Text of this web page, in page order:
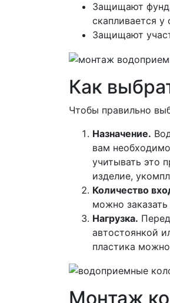
Защищают
скапливается
Защищают
Как
Чтобы правильно
Назначение.
вам
учитывать это
изделие,
Количество
можно
Нагрузка.
автостоянкой
пластика
Монтаж